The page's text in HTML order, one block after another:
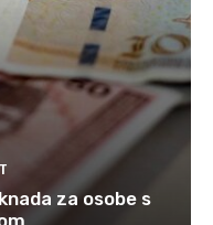
za osobe s